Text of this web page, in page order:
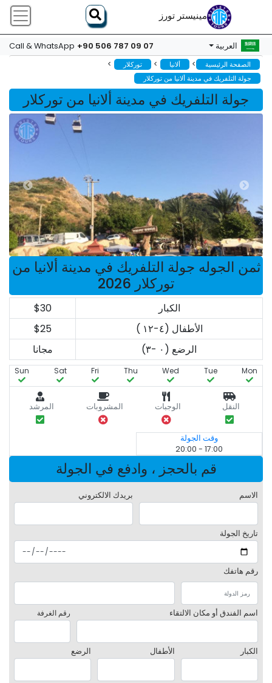
مينيستر تورز
العربية Call & WhatsApp +90 506 787 09 07
الصفحة الرئيسية > ألانيا > توركلار >
جولة التلفريك في مدينة ألانيا من توركلار
جولة التلفريك في مدينة ألانيا من توركلار
ثمن الجوله جولة التلفريك في مدينة ألانيا من
توركلار 2026
الكبار
$30
الأطفال (٤-١٢ )
$25
الرضع (٠ -٣)
مجانا
Mon
Tue
Wed
Thu
Fri
Sat
Sun
النقل الوجبات المشروبات المرشد
وقت الجولة
17:00 - 20:00
قم بالحجز ، وادفع في الجولة
الاسم بريدك الالكتروني
تاريخ الجولة
رقم هاتفك
اسم الفندق أو مكان الالتقاء رقم الغرفة
الكبار الأطفال الرضع